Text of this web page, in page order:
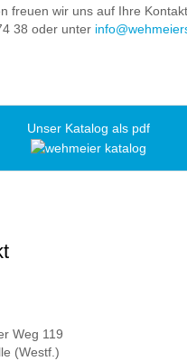
freuen wir uns auf Ihre
38 oder unter
Unser Katalog als pdf
Weg 119
(Westf.)